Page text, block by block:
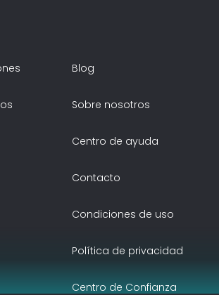
Blog
Sobre nosotros
Centro de ayuda
Contacto
Condiciones de uso
Política de privacidad
Centro de Confianza